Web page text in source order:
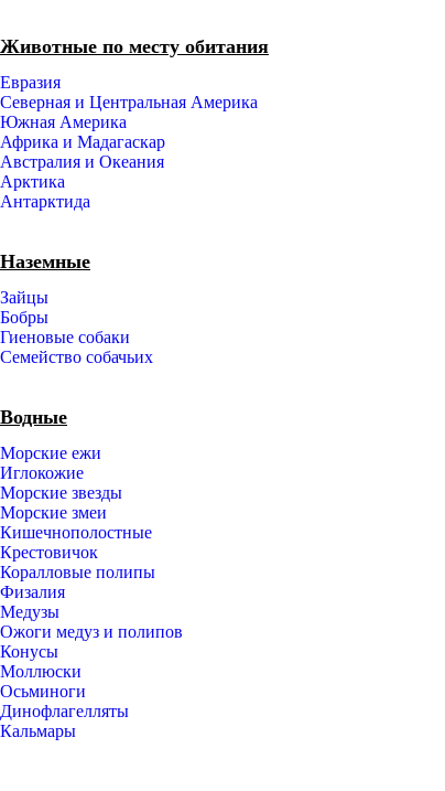
Животные по месту обитания
Евразия
Северная и Центральная Америка
Южная Америка
Африка и Мадагаскар
Австралия и Океания
Арктика
Антарктида
Наземные
Зайцы
Бобры
Гиеновые собаки
Семейство собачьих
Водные
Морские ежи
Иглокожие
Морские звезды
Морские змеи
Кишечнополостные
Крестовичок
Коралловые полипы
Физалия
Медузы
Ожоги медуз и полипов
Конусы
Моллюски
Осьминоги
Динофлагелляты
Кальмары